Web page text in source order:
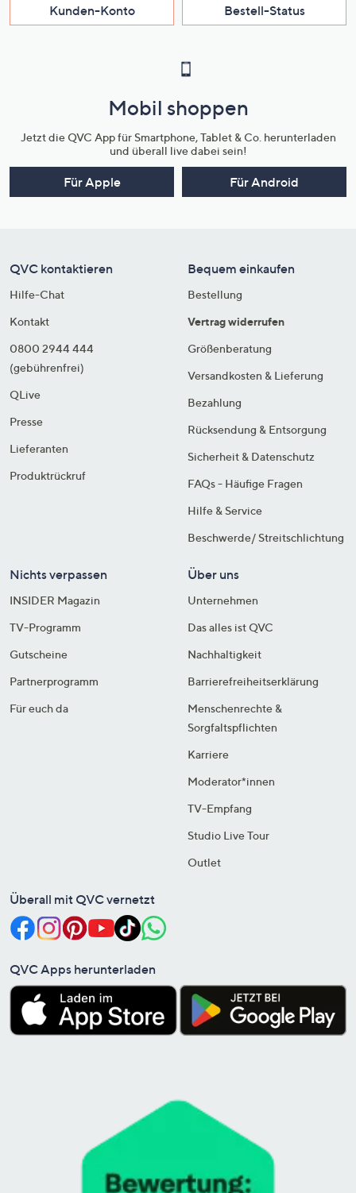
Kunden-Konto Bestell-Status
Mobil shoppen
Jetzt die QVC App für Smartphone, Tablet & Co. herunterladen
und überall live dabei sein!
Für Apple Für Android
QVC kontaktieren
Hilfe-Chat
Kontakt
0800 2944 444
(gebührenfrei)
QLive
Presse
Lieferanten
Produktrückruf
Bequem einkaufen
Bestellung
Vertrag widerrufen
Größenberatung
Versandkosten & Lieferung
Bezahlung
Rücksendung & Entsorgung
Sicherheit & Datenschutz
FAQs - Häufige Fragen
Hilfe & Service
Beschwerde/ Streitschlichtung
Nichts verpassen
INSIDER Magazin
TV-Programm
Gutscheine
Partnerprogramm
Für euch da
Über uns
Unternehmen
Das alles ist QVC
Nachhaltigkeit
Barrierefreiheitserklärung
Menschenrechte &
Sorgfaltspflichten
Karriere
Moderator*innen
TV-Empfang
Studio Live Tour
Outlet
Überall mit QVC vernetzt
QVC Apps herunterladen